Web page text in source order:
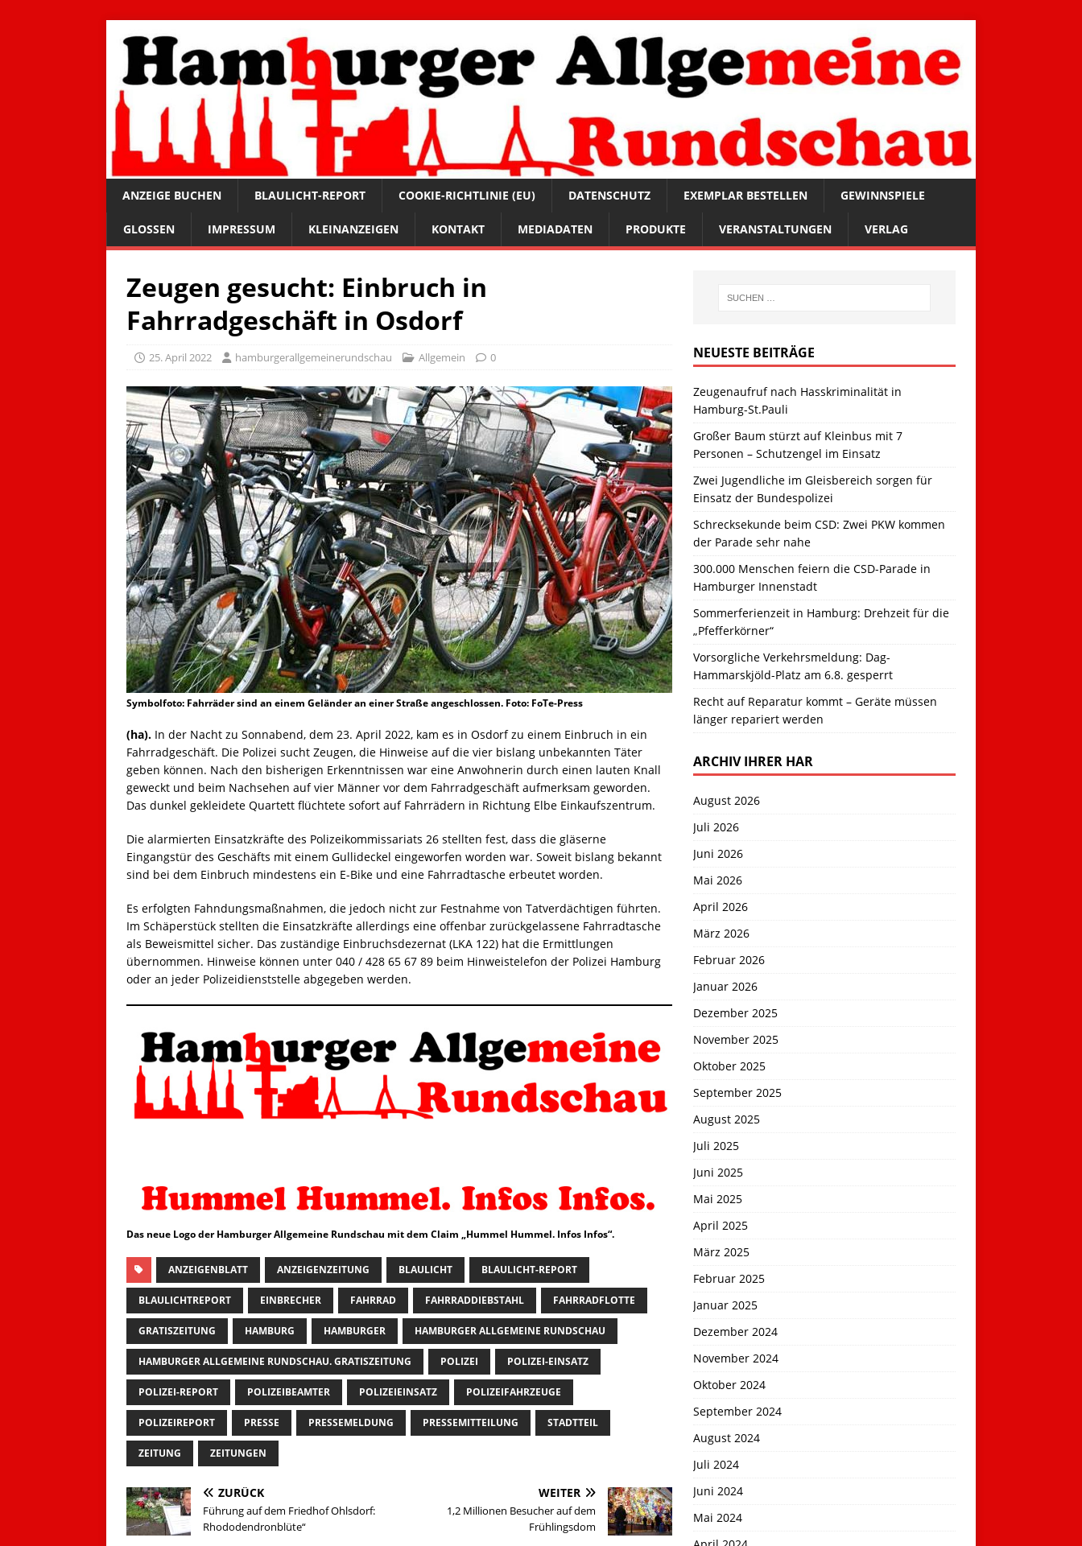
ANZEIGE BUCHEN BLAULICHT-REPORT COOKIE-RICHTLINIE (EU) DATENSCHUTZ EXEMPLAR BESTELLEN GEWINNSPIELE
GLOSSEN IMPRESSUM KLEINANZEIGEN KONTAKT MEDIADATEN PRODUKTE VERANSTALTUNGEN VERLAG
Zeugen gesucht: Einbruch in
Fahrradgeschäft in Osdorf
25. April 2022 hamburgerallgemeinerundschau Allgemein 0
Symbolfoto: Fahrräder sind an einem Geländer an einer Straße angeschlossen. Foto: FoTe-Press
(ha). In der Nacht zu Sonnabend, dem 23. April 2022, kam es in Osdorf zu einem Einbruch in ein
Fahrradgeschäft. Die Polizei sucht Zeugen, die Hinweise auf die vier bislang unbekannten Täter
geben können. Nach den bisherigen Erkenntnissen war eine Anwohnerin durch einen lauten Knall
geweckt und beim Nachsehen auf vier Männer vor dem Fahrradgeschäft aufmerksam geworden.
Das dunkel gekleidete Quartett flüchtete sofort auf Fahrrädern in Richtung Elbe Einkaufszentrum.
Die alarmierten Einsatzkräfte des Polizeikommissariats 26 stellten fest, dass die gläserne
Eingangstür des Geschäfts mit einem Gullideckel eingeworfen worden war. Soweit bislang bekannt
sind bei dem Einbruch mindestens ein E-Bike und eine Fahrradtasche erbeutet worden.
Es erfolgten Fahndungsmaßnahmen, die jedoch nicht zur Festnahme von Tatverdächtigen führten.
Im Schäperstück stellten die Einsatzkräfte allerdings eine offenbar zurückgelassene Fahrradtasche
als Beweismittel sicher. Das zuständige Einbruchsdezernat (LKA 122) hat die Ermittlungen
übernommen. Hinweise können unter 040 / 428 65 67 89 beim Hinweistelefon der Polizei Hamburg
oder an jeder Polizeidienststelle abgegeben werden.
Das neue Logo der Hamburger Allgemeine Rundschau mit dem Claim „Hummel Hummel. Infos Infos“.
ANZEIGENBLATT ANZEIGENZEITUNG BLAULICHT BLAULICHT-REPORT
BLAULICHTREPORT EINBRECHER FAHRRAD FAHRRADDIEBSTAHL FAHRRADFLOTTE
GRATISZEITUNG HAMBURG HAMBURGER HAMBURGER ALLGEMEINE RUNDSCHAU
HAMBURGER ALLGEMEINE RUNDSCHAU. GRATISZEITUNG POLIZEI POLIZEI-EINSATZ
POLIZEI-REPORT POLIZEIBEAMTER POLIZEIEINSATZ POLIZEIFAHRZEUGE
POLIZEIREPORT PRESSE PRESSEMELDUNG PRESSEMITTEILUNG STADTTEIL
ZEITUNG ZEITUNGEN
ZURÜCK
Führung auf dem Friedhof Ohlsdorf:
Rhododendronblüte“
WEITER
1,2 Millionen Besucher auf dem
Frühlingsdom
NEUESTE BEITRÄGE
Zeugenaufruf nach Hasskriminalität in
Hamburg-St.Pauli
Großer Baum stürzt auf Kleinbus mit 7
Personen – Schutzengel im Einsatz
Zwei Jugendliche im Gleisbereich sorgen für
Einsatz der Bundespolizei
Schrecksekunde beim CSD: Zwei PKW kommen
der Parade sehr nahe
300.000 Menschen feiern die CSD-Parade in
Hamburger Innenstadt
Sommerferienzeit in Hamburg: Drehzeit für die
„Pfefferkörner“
Vorsorgliche Verkehrsmeldung: Dag-
Hammarskjöld-Platz am 6.8. gesperrt
Recht auf Reparatur kommt – Geräte müssen
länger repariert werden
ARCHIV IHRER HAR
August 2026
Juli 2026
Juni 2026
Mai 2026
April 2026
März 2026
Februar 2026
Januar 2026
Dezember 2025
November 2025
Oktober 2025
September 2025
August 2025
Juli 2025
Juni 2025
Mai 2025
April 2025
März 2025
Februar 2025
Januar 2025
Dezember 2024
November 2024
Oktober 2024
September 2024
August 2024
Juli 2024
Juni 2024
Mai 2024